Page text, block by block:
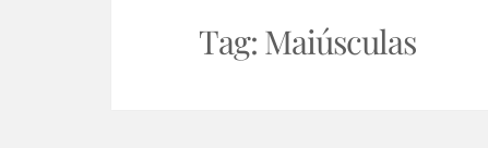
Tag: Maiúsculas